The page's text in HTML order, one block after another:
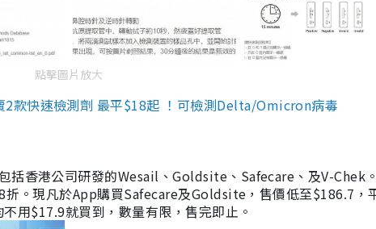
點擊圖片放大
2款快速檢測劑 最平$18起 ！可檢測Delta/Omicron病毒
括香港公司研發的Wesail、Goldsite、Safecare、及V-Chek
。現凡於App購買Safecare及Goldsite，售價低至$186.7，
用$17.9就買到，數量有限，售完即止。